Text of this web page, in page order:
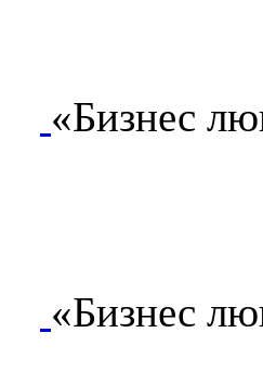
«Бизнес
«Бизнес